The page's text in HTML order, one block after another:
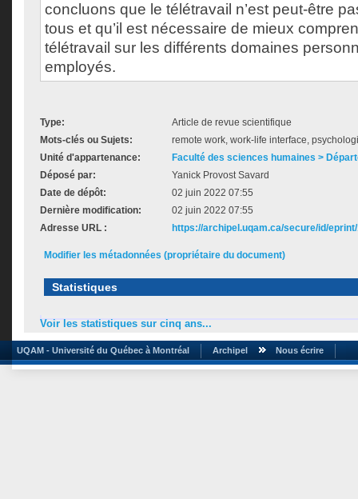
concluons que le télétravail n’est peut-être
tous et qu’il est nécessaire de mieux
télétravail sur les différents domaines
employés.
Type:
Article de revue scientifique
Mots-clés ou Sujets:
remote work, work-life interface,
Unité d'appartenance:
Faculté des sciences humaines >
Déposé par:
Yanick Provost Savard
Date de dépôt:
02 juin 2022 07:55
Dernière modification:
02 juin 2022 07:55
Adresse URL :
https://archipel.uqam.ca/secure/id/
Modifier les métadonnées (propriétaire du document)
Statistiques
Voir les statistiques sur cinq ans...
UQAM - Université du Québec à Montréal Archipel Nous écrire